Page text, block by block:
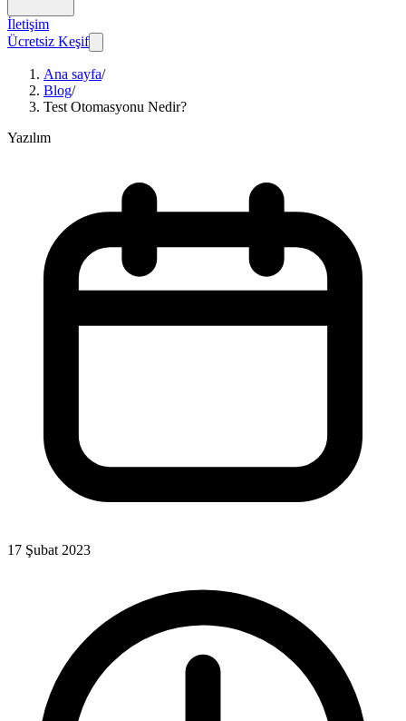
İletişim
Ücretsiz Keşif
Ana sayfa/
Blog/
Test Otomasyonu Nedir?
Yazılım
17 Şubat 2023